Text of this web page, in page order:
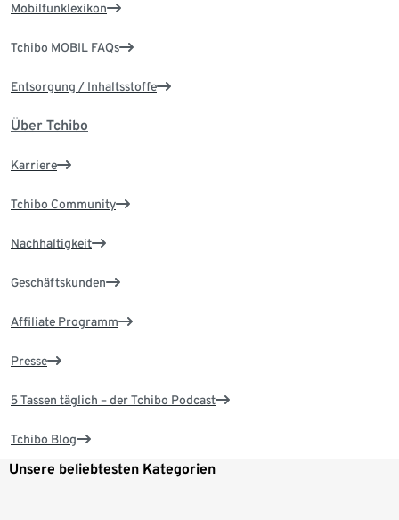
Mobilfunklexikon
Tchibo MOBIL FAQs
Entsorgung / Inhaltsstoffe
Über Tchibo
Karriere
Tchibo Community
Nachhaltigkeit
Geschäftskunden
Affiliate Programm
Presse
5 Tassen täglich – der Tchibo Podcast
Tchibo Blog
Unsere beliebtesten Kategorien